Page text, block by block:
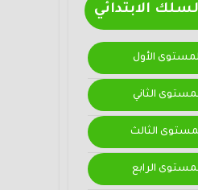
الابتدائي
الأول
الثاني
الثالث
الرابع